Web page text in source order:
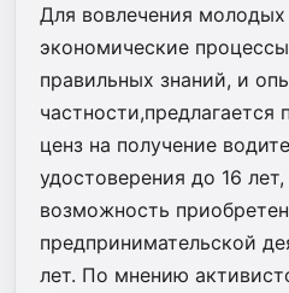
Для вовлечения
экономические
правильных знаний, и
частности,предлагается
ценз на получение
удостоверения до 16
возможность
предпринимательской
лет. По мнению